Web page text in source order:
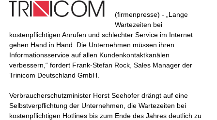
(firmenpresse) - „Lange
Wartezeiten bei
kostenpflichtigen Anrufen und schlechter Service im Internet
gehen Hand in Hand. Die Unternehmen müssen ihren
Informationsservice auf allen Kundenkontaktkanälen
verbessern,“ fordert Frank-Stefan Rock, Sales Manager der
Trinicom Deutschland GmbH.
Verbraucherschutzminister Horst Seehofer drängt auf eine
Selbstverpflichtung der Unternehmen, die Wartezeiten bei
kostenpflichtigen Hotlines bis zum Ende des Jahres deutlich zu